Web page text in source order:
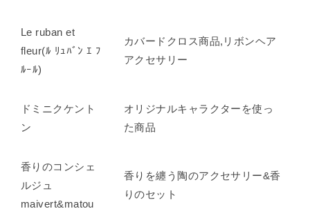
Le ruban et
fleur(ﾙ ﾘｭﾊﾞﾝ ｴ ﾌ
ﾙｰﾙ)
カバードクロス商品,リボンヘア
アクセサリー
ドミニクケント
ン
オリジナルキャラクターを使っ
た商品
香りのコンシェ
ルジュ
maivert&matou
香りを纏う陶のアクセサリー&香
りのセット